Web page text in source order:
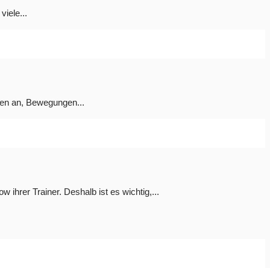
an, Bewegungen...
ihrer Trainer. Deshalb ist es wichtig,...